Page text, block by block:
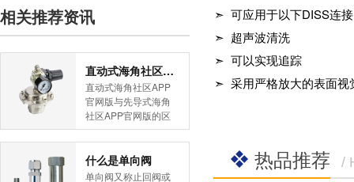
➣ 可应用于以下DISS
➣ 超声波清洗
➣ 可以实现追踪
➣ 采用严格放大的表面视
热品推荐 /
相关推荐资讯
直动式海角社区APP官网版与先导式海角社区APP官网版的区别
直动式海角社区APP
官网版与先导式海角
社区APP官网版的区
别是什么？HJBA8海
角论坛海角社区APP
简版下载告诉您！先
导式海角社区APP官
什么是单向阀
单向阀又称止回阀或